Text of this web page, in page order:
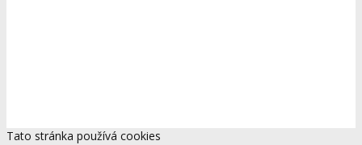
Tato stránka používá cookies